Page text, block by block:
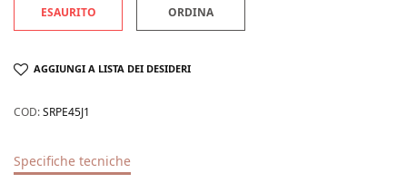
ESAURITO ORDINA
AGGIUNGI A LISTA DEI DESIDERI
COD:SRPE45J1
Specifiche tecniche